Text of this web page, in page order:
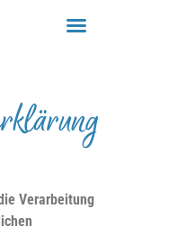
Verarbeitung